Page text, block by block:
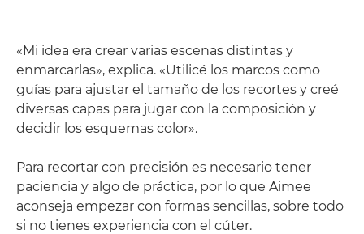
«Mi idea era crear varias escenas distintas y
enmarcarlas», explica. «Utilicé los marcos como
guías para ajustar el tamaño de los recortes y creé
diversas capas para jugar con la composición y
decidir los esquemas color».
Para recortar con precisión es necesario tener
paciencia y algo de práctica, por lo que Aimee
aconseja empezar con formas sencillas, sobre todo
si no tienes experiencia con el cúter.